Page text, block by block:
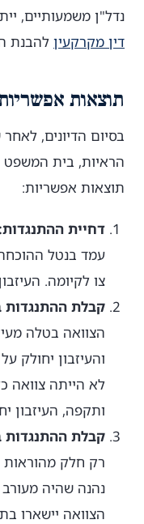
נדל"ן משמעותיים,
דין מקרקעין להבנת
תוצאות
בסיום הדיונים,
הראיות, בית המשפט
תוצאות אפשריות:
דחיית ההתנגדות:
עמד בנטל
צו לקיומה.
קבלת ההתנגדות
הצוואה בטלה
והעיזבון יחולק
לא הייתה צוואה
ותקפה, העיזבון
קבלת
רק חלק
נהנה שהיה
הצוואה יישארו